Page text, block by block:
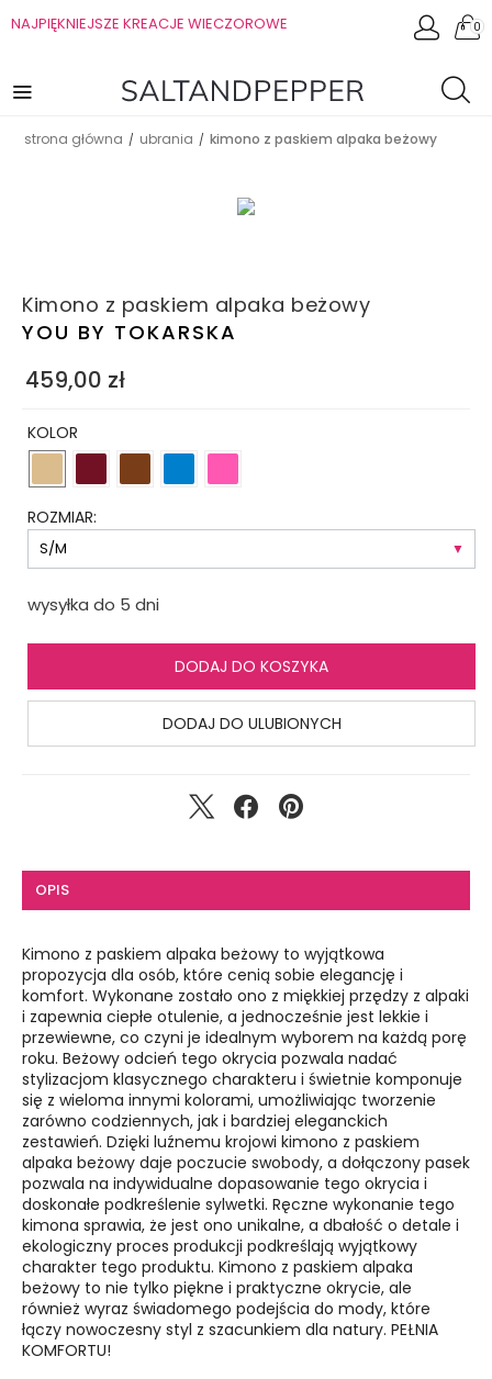
NAJPIĘKNIEJSZE KREACJE WIECZOROWE 0
strona główna / ubrania / kimono z paskiem alpaka beżowy
Kimono z paskiem alpaka beżowy
YOU BY TOKARSKA
459,00 zł
KOLOR
ROZMIAR:
wysyłka do 5 dni
DODAJ DO KOSZYKA
DODAJ DO ULUBIONYCH
OPIS
Kimono z paskiem alpaka beżowy to wyjątkowa
propozycja dla osób, które cenią sobie elegancję i
komfort. Wykonane zostało ono z miękkiej przędzy z alpaki
i zapewnia ciepłe otulenie, a jednocześnie jest lekkie i
przewiewne, co czyni je idealnym wyborem na każdą porę
roku. Beżowy odcień tego okrycia pozwala nadać
stylizacjom klasycznego charakteru i świetnie komponuje
się z wieloma innymi kolorami, umożliwiając tworzenie
zarówno codziennych, jak i bardziej eleganckich
zestawień. Dzięki luźnemu krojowi kimono z paskiem
alpaka beżowy daje poczucie swobody, a dołączony pasek
pozwala na indywidualne dopasowanie tego okrycia i
doskonałe podkreślenie sylwetki. Ręczne wykonanie tego
kimona sprawia, że jest ono unikalne, a dbałość o detale i
ekologiczny proces produkcji podkreślają wyjątkowy
charakter tego produktu. Kimono z paskiem alpaka
beżowy to nie tylko piękne i praktyczne okrycie, ale
również wyraz świadomego podejścia do mody, które
łączy nowoczesny styl z szacunkiem dla natury. PEŁNIA
KOMFORTU!